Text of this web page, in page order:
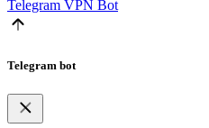
Telegram VPN Bot
Telegram bot